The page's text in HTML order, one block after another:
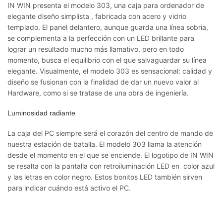
IN WIN presenta el modelo 303, una caja para ordenador de
elegante diseño simplista , fabricada con acero y vidrio
templado. El panel delantero, aunque guarda una línea sobria,
se complementa a la perfección con un LED brillante para
lograr un resultado mucho más llamativo, pero en todo
momento, busca el equilibrio con el que salvaguardar su línea
elegante. Visualmente, el modelo 303 es sensacional: calidad y
diseño se fusionan con la finalidad de dar un nuevo valor al
Hardware, como si se tratase de una obra de ingeniería.
Luminosidad radiante
La caja del PC siempre será el corazón del centro de mando de
nuestra estación de batalla. El modelo 303 llama la atención
desde el momento en el que se enciende. El logotipo de IN WIN
se resalta con la pantalla con retroiluminación LED en color azul
y las letras en color negro. Estos bonitos LED también sirven
para indicar cuándo está activo el PC.